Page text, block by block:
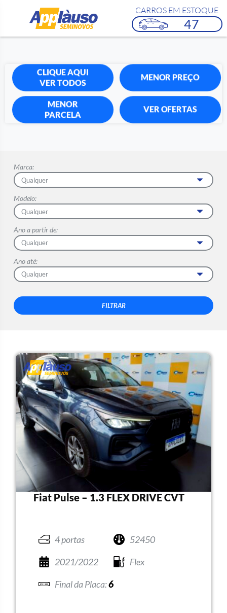
CARROS EM ESTOQUE
47
CLIQUE AQUI
VER TODOS
MENOR PREÇO
MENOR
PARCELA
VER OFERTAS
Marca:
Modelo:
Ano a partir de:
Ano até:
Fiat Pulse – 1.3 FLEX DRIVE CVT
4 portas
52450
2021/2022
Flex
6